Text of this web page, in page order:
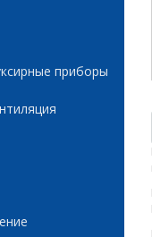
приборы